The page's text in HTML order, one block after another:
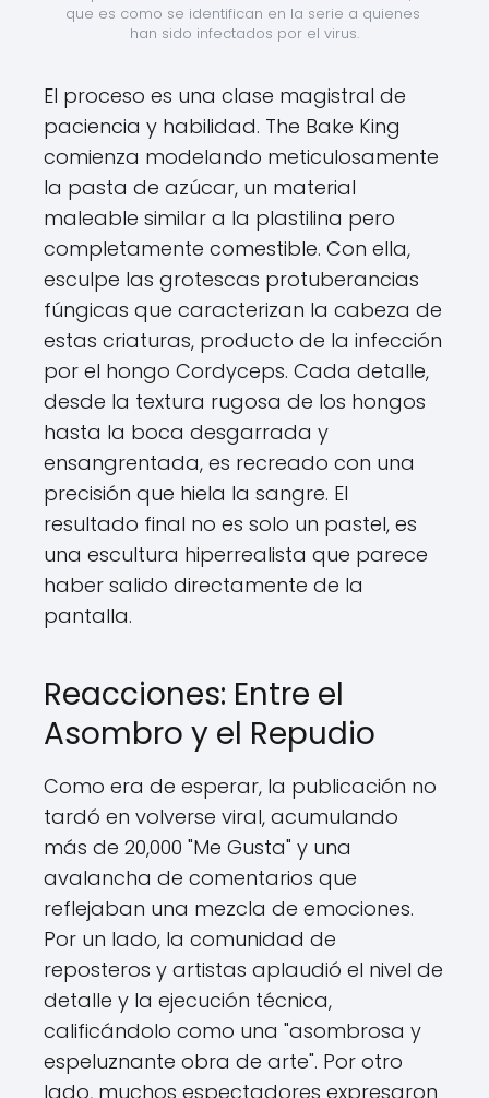
que es como se identifican en la serie a quienes
han sido infectados por el virus.
El proceso es una clase magistral de
paciencia y habilidad. The Bake King
comienza modelando meticulosamente
la pasta de azúcar, un material
maleable similar a la plastilina pero
completamente comestible. Con ella,
esculpe las grotescas protuberancias
fúngicas que caracterizan la cabeza de
estas criaturas, producto de la infección
por el hongo Cordyceps. Cada detalle,
desde la textura rugosa de los hongos
hasta la boca desgarrada y
ensangrentada, es recreado con una
precisión que hiela la sangre. El
resultado final no es solo un pastel, es
una escultura hiperrealista que parece
haber salido directamente de la
pantalla.
Reacciones: Entre el
Asombro y el Repudio
Como era de esperar, la publicación no
tardó en volverse viral, acumulando
más de 20,000 "Me Gusta" y una
avalancha de comentarios que
reflejaban una mezcla de emociones.
Por un lado, la comunidad de
reposteros y artistas aplaudió el nivel de
detalle y la ejecución técnica,
calificándolo como una "asombrosa y
espeluznante obra de arte". Por otro
lado, muchos espectadores expresaron